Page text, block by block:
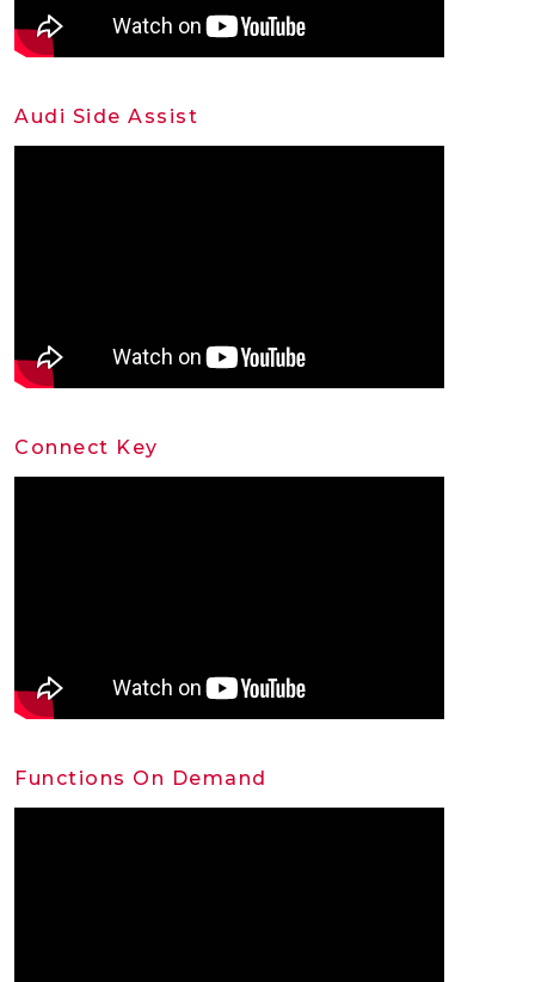
Audi Side Assist
Connect Key
Functions On Demand